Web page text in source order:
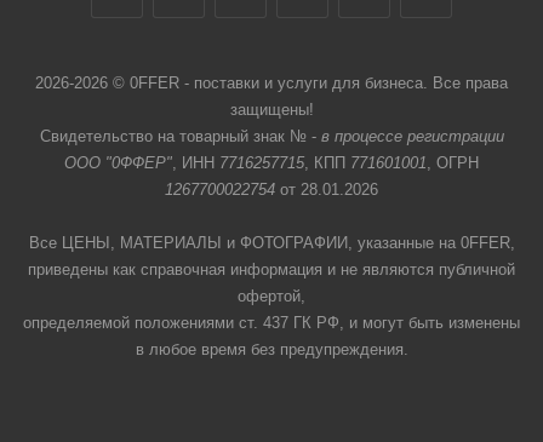
2026-2026 © 0FFER - поставки и услуги для бизнеса. Все права
защищены!
Свидетельство на товарный знак № - в процессе регистрации
ООО "0ФФЕР", ИНН 7716257715, КПП 771601001, ОГРН
1267700022754 от 28.01.2026
Все ЦЕНЫ, МАТЕРИАЛЫ и ФОТОГРАФИИ, указанные на 0FFER,
приведены как справочная информация и не являются публичной
офертой,
определяемой положениями ст. 437 ГК РФ, и могут быть изменены
в любое время без предупреждения.